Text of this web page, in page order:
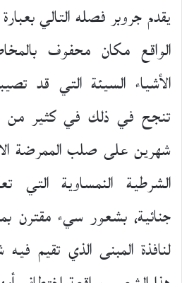
يقدم جروبر فصله التالي
الواقع مكان محفوف
الأشياء السيئة التي قد
تنجح في ذلك في كثير من
شهرين على صلب الممرضة
الشرطية النمساوية التي
جنائية، بشعور سيء مقترن
لنافذة المبنى الذي تقيم